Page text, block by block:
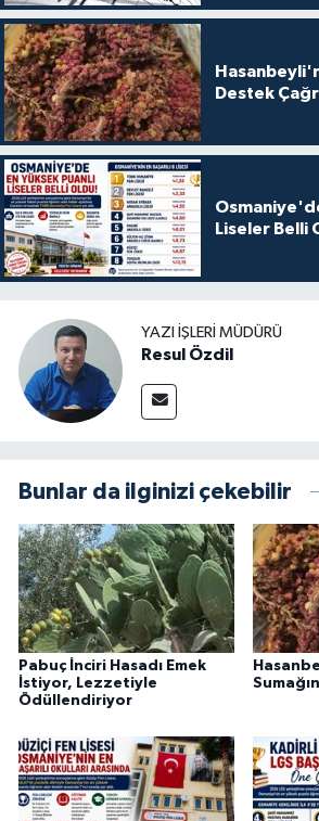
Destek
Liseler Belli
YAZI İŞLERI MÜDÜRÜ
Resul Özdil
Bunlar da ilginizi çekebilir
Pabuç İnciri Hasadı Emek
İstiyor, Lezzetiyle
Ödüllendiriyor